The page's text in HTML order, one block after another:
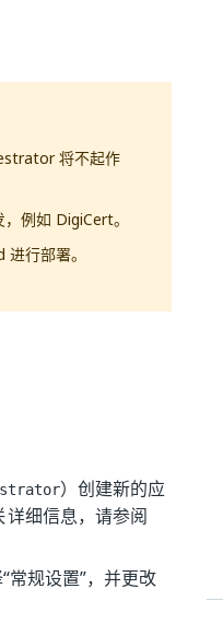
将不起作
例如 DigiCert。
行部署。
）创建新的应
详细信息，请参阅
常规设置”，并更改